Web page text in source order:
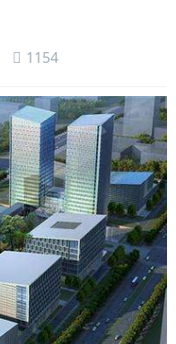
1154